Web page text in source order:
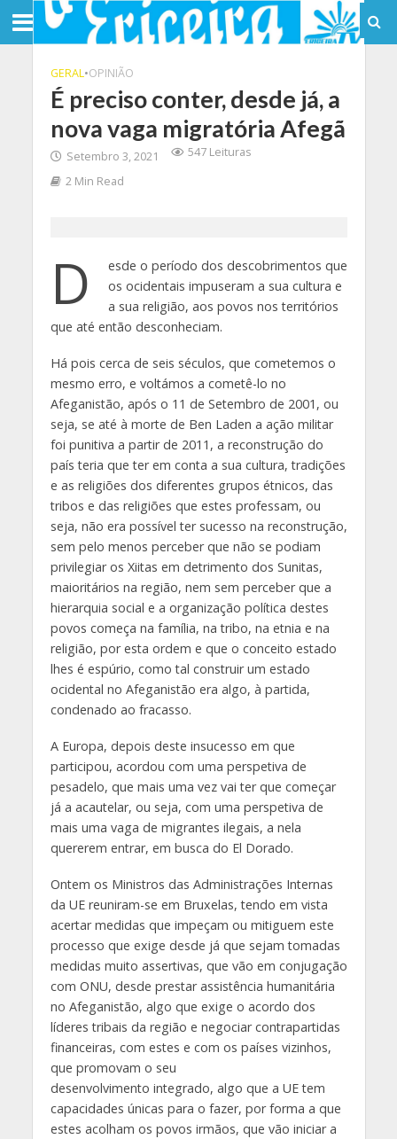
GERAL•OPINIÃO
É preciso conter, desde já, a
nova vaga migratória Afegã
Setembro 3, 2021
547 Leituras
2 Min Read
D
esde o período dos descobrimentos que
os ocidentais impuseram a sua cultura e
a sua religião, aos povos nos territórios
que até então desconheciam.
Há pois cerca de seis séculos, que cometemos o
mesmo erro, e voltámos a cometê-lo no
Afeganistão, após o 11 de Setembro de 2001, ou
seja, se até à morte de Ben Laden a ação militar
foi punitiva a partir de 2011, a reconstrução do
país teria que ter em conta a sua cultura, tradições
e as religiões dos diferentes grupos étnicos, das
tribos e das religiões que estes professam, ou
seja, não era possível ter sucesso na reconstrução,
sem pelo menos perceber que não se podiam
privilegiar os Xiitas em detrimento dos Sunitas,
maioritários na região, nem sem perceber que a
hierarquia social e a organização política destes
povos começa na família, na tribo, na etnia e na
religião, por esta ordem e que o conceito estado
lhes é espúrio, como tal construir um estado
ocidental no Afeganistão era algo, à partida,
condenado ao fracasso.
A Europa, depois deste insucesso em que
participou, acordou com uma perspetiva de
pesadelo, que mais uma vez vai ter que começar
já a acautelar, ou seja, com uma perspetiva de
mais uma vaga de migrantes ilegais, a nela
quererem entrar, em busca do El Dorado.
Ontem os Ministros das Administrações Internas
da UE reuniram-se em Bruxelas, tendo em vista
acertar medidas que impeçam ou mitiguem este
processo que exige desde já que sejam tomadas
medidas muito assertivas, que vão em conjugação
com ONU, desde prestar assistência humanitária
no Afeganistão, algo que exige o acordo dos
líderes tribais da região e negociar contrapartidas
financeiras, com estes e com os países vizinhos,
que promovam o seu
desenvolvimento integrado, algo que a UE tem
capacidades únicas para o fazer, por forma a que
estes acolham os povos irmãos, que vão iniciar a